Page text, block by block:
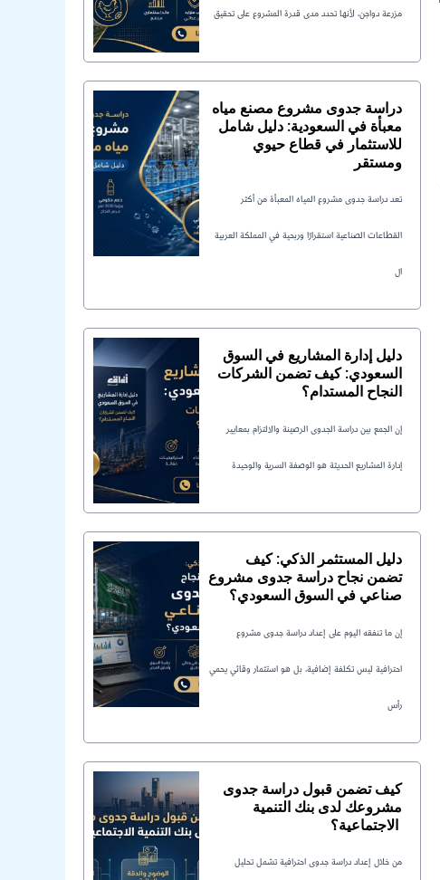
مزرعة دواجن، لأنها تحدد مدى قدرة المشروع على تحقيق
دراسة جدوى مشروع مصنع مياه
معبأة في السعودية: دليل شامل
للاستثمار في قطاع حيوي
ومستقر
تعد دراسة جدوى مشروع المياه المعبأة من أكثر
القطاعات الصناعية استقرارًا وربحية في المملكة العربية
ال
دليل إدارة المشاريع في السوق
السعودي: كيف تضمن الشركات
النجاح المستدام؟
إن الجمع بين دراسة الجدوى الرصينة والالتزام بمعايير
إدارة المشاريع الحديثة هو الوصفة السرية والوحيدة
دليل المستثمر الذكي: كيف
تضمن نجاح دراسة جدوى مشروع
صناعي في السوق السعودي؟
إن ما تنفقه اليوم على إعداد دراسة جدوى مشروع
احترافية ليس تكلفة إضافية، بل هو استثمار وقائي يحمي
رأس
كيف تضمن قبول دراسة جدوى
مشروعك لدى بنك التنمية
من خلال إعداد دراسة جدوى احترافية تشمل تحليل